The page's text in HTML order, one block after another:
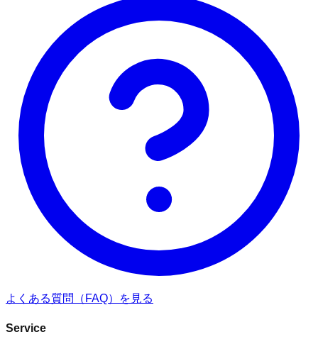
よくある質問（FAQ）を見る
Service